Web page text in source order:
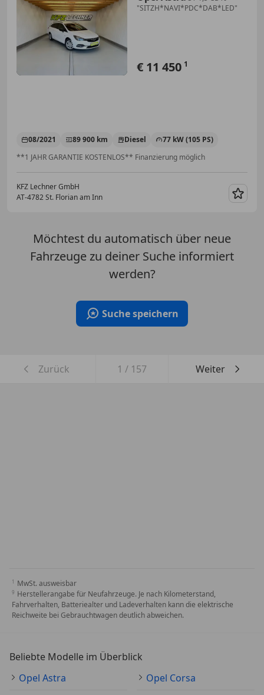
"SITZH*NAVI*PDC*DAB*LED"
€ 11 450 1
08/2021 89 900 km Diesel
77 kW (105 PS)
**1 JAHR GARANTIE KOSTENLOS** Finanzierung möglich
KFZ Lechner GmbH
AT-4782 St. Florian am Inn
Möchtest du automatisch über neue
Fahrzeuge zu deiner Suche informiert
werden?
Suche speichern
Zurück 1 / 157 Weiter
MwSt. ausweisbar
Herstellerangabe für Neufahrzeuge. Je nach Kilometerstand,
Fahrverhalten, Batteriealter und Ladeverhalten kann die elektrische
Reichweite bei Gebrauchtwagen deutlich abweichen.
Beliebte Modelle im Überblick
Opel Astra
Opel Corsa